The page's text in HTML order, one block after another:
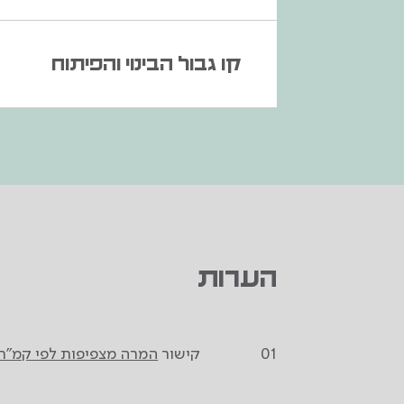
קו גבול הבינוי והפיתוח
הערות
קישור המרה מצפיפות לפי קמ"ר 01